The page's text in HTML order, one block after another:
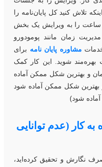
کنید کل پایان‌نامه را
را به ویرایش یک بخش
زمان مانند پومودورو
مشاوره پایان نامهبرای
شوید. این کار کمک
بهترین شکل ممکن آماده
و بهترین شکل ممکن آماده شود
شود)
(عدم توانایی
و تحقیق کرده‌اید،